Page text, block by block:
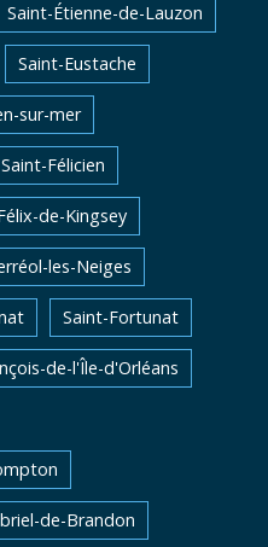
Saint-Étienne-de-Lauzon
Saint-Eustache
sur-mer
Saint-Félicien
de-Kingsey
les-Neiges
Saint-Fortunat
de-l'Île-d'Orléans
de-Brandon